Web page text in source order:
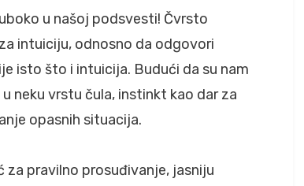
u našoj podsvesti! Čvrsto
intuiciju, odnosno da odgovori
isto što i intuicija. Budući da su nam
neku vrstu čula, instinkt kao dar za
opasnih situacija.
pravilno prosuđivanje, jasniju